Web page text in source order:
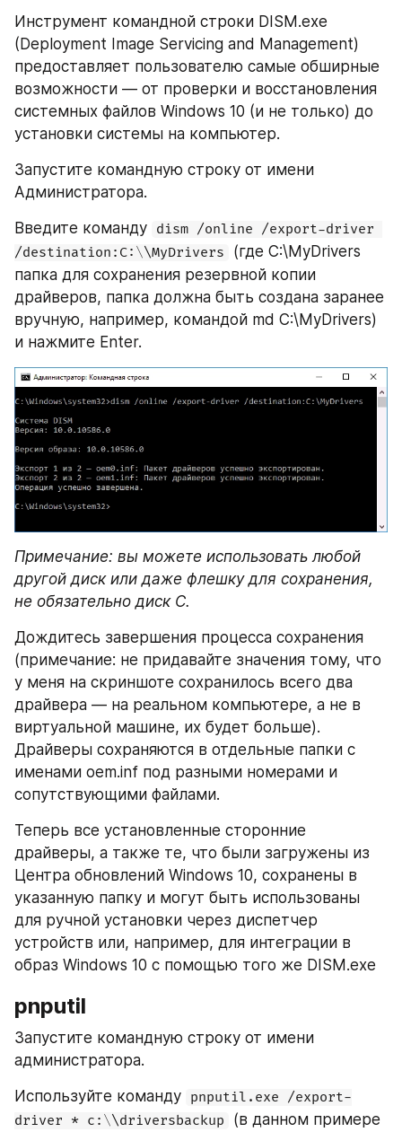
Инструмент командной строки DISM.exe
(Deployment Image Servicing and Management)
предоставляет пользователю самые обширные
возможности — от проверки и восстановления
системных файлов Windows 10 (и не только) до
установки системы на компьютер.
Запустите командную строку от имени
Администратора.
Введите команду dism /online /export-driver
/destination:C:\\MyDrivers
(где C:\MyDrivers
папка для сохранения резервной копии
драйверов, папка должна быть создана заранее
вручную, например, командой md C:\MyDrivers)
и нажмите Enter.
Примечание: вы можете использовать любой
другой диск или даже флешку для сохранения,
не обязательно диск C.
Дождитесь завершения процесса сохранения
(примечание: не придавайте значения тому, что
у меня на скриншоте сохранилось всего два
драйвера — на реальном компьютере, а не в
виртуальной машине, их будет больше).
Драйверы сохраняются в отдельные папки с
именами oem.inf под разными номерами и
сопутствующими файлами.
Теперь все установленные сторонние
драйверы, а также те, что были загружены из
Центра обновлений Windows 10, сохранены в
указанную папку и могут быть использованы
для ручной установки через диспетчер
устройств или, например, для интеграции в
образ Windows 10 с помощью того же DISM.exe
pnputil
Запустите командную строку от имени
администратора.
Используйте команду pnputil.exe /export-
driver * c:\\driversbackup
(в данном примере